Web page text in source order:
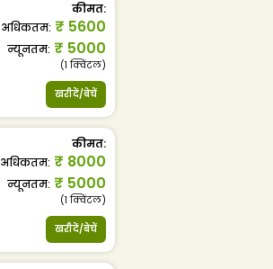
कीमत:
अधिकतम: ₹ 5600
न्यूनतम: ₹ 5000
(1क्विंटल)
खरीदें/बेचें
कीमत:
अधिकतम: ₹ 8000
न्यूनतम: ₹ 5000
(1क्विंटल)
खरीदें/बेचें